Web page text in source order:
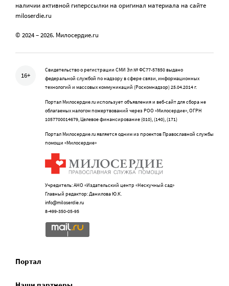
наличии активной гиперссылки на оригинал материала на сайте
miloserdie.ru
© 2024 – 2026. Милосердие.ru
16+
Свидетельство о регистрации СМИ Эл № ФС77-57850 выдано
федеральной службой по надзору в сфере связи, информационных
технологий и массовых коммуникаций (Роскомнадзор) 25.04.2014 г.
Портал Милосердие.ru использует объявления и веб-сайт для сбора не
облагаемых налогом пожертвований через РОО «Милосердие», ОГРН
1057700014679, Целевое финансирование (010), (140), (171)
Портал Милосердие.ru является одним из проектов Православной службы
помощи «Милосердие»
Учредитель: АНО «Издательский центр «Нескучный сад»
Главный редактор: Данилова Ю.К.
info@miloserdie.ru
8-499-350-05-95
Портал